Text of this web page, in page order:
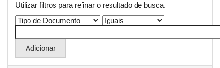
Utilizar filtros para refinar o resultado de busca.